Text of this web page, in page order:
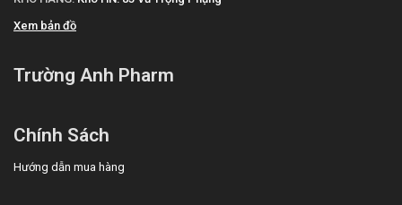
Xem bản đồ
Trường Anh Pharm
Chính Sách
Hướng dẫn mua hàng